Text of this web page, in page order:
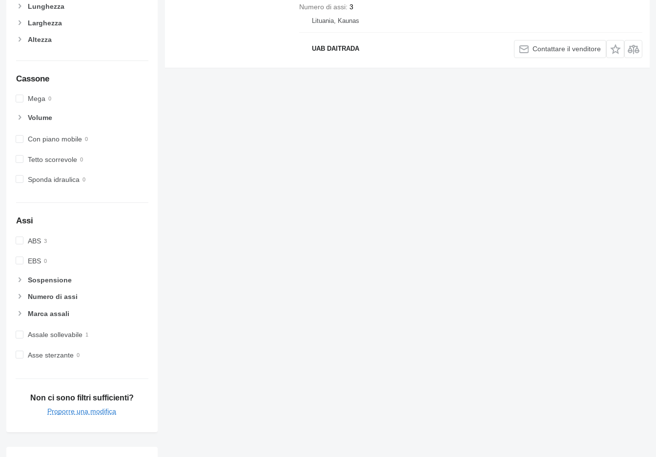
Lunghezza
Larghezza
Altezza
Cassone
Mega
Volume
Con piano mobile
Tetto scorrevole
Sponda idraulica
Assi
ABS
EBS
Sospensione
Numero di assi
Marca assali
Assale sollevabile
Asse sterzante
Non ci sono filtri sufficienti?
Proporre una modifica
Numero di assi 3
Lituania, Kaunas
UAB DAITRADA Contattare il venditore